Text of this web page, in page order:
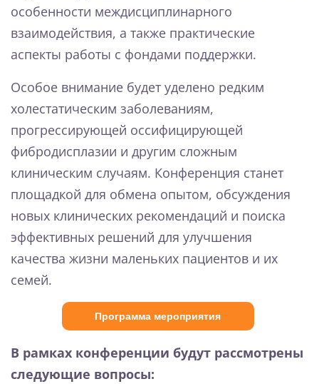
особенности междисциплинарного
взаимодействия, а также практические
аспекты работы с фондами поддержки.
Особое внимание будет уделено редким
холестатическим заболеваниям,
прогрессирующей оссифицирующей
фибродисплазии и другим сложным
клиническим случаям. Конференция станет
площадкой для обмена опытом, обсуждения
новых клинических рекомендаций и поиска
эффективных решений для улучшения
качества жизни маленьких пациентов и их
семей.
Программа мероприятия
В рамках конференции будут рассмотрены
следующие вопросы: